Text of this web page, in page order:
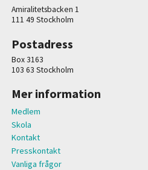
Amiralitetsbacken 1
111 49 Stockholm
Postadress
Box 3163
103 63 Stockholm
Mer information
Medlem
Skola
Kontakt
Presskontakt
Vanliga frågor